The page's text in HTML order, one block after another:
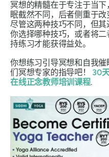
冥想的精髓在于专注于当
眠截然不同，后者侧重于
尽管这两种技巧不同，但
你选择哪种技巧，或者将
持练习才能获得益处。
你想练习引导冥想和自我
们冥想专家的指导吧！ 30
在线正念教师培训课程.